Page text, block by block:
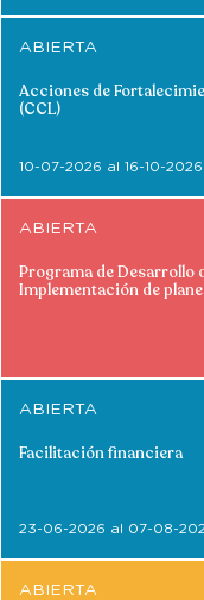
ABIERTA
Acciones de
(CCL)
10-07-2026 al 16-10-2026
ABIERTA
Programa de Desarrollo
Implementación de
ABIERTA
Facilitación financiera
23-06-2026 al 07-08-
ABIERTA